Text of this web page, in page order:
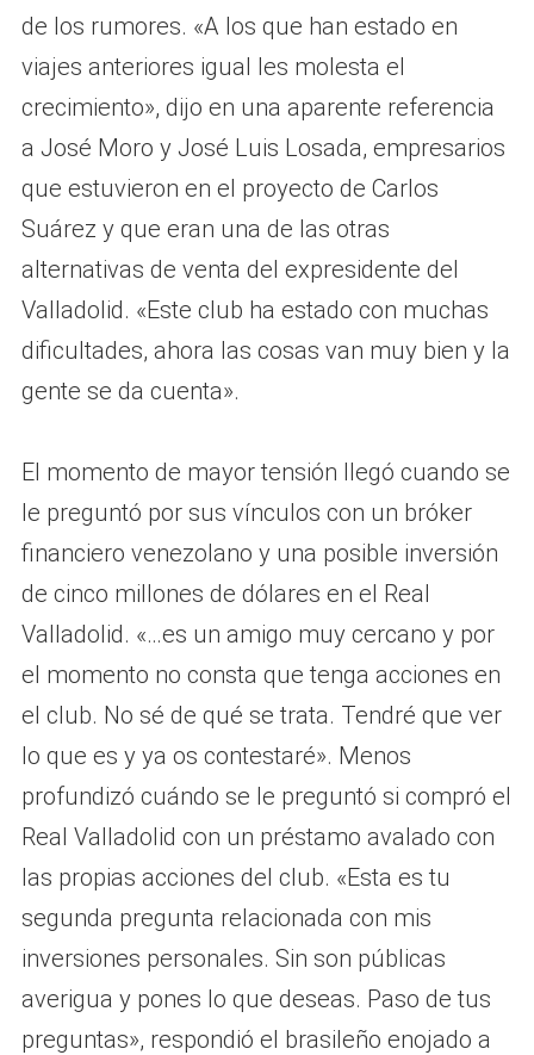
de los rumores. «A los que han estado en
viajes anteriores igual les molesta el
crecimiento», dijo en una aparente referencia
a José Moro y José Luis Losada, empresarios
que estuvieron en el proyecto de Carlos
Suárez y que eran una de las otras
alternativas de venta del expresidente del
Valladolid. «Este club ha estado con muchas
dificultades, ahora las cosas van muy bien y la
gente se da cuenta».
El momento de mayor tensión llegó cuando se
le preguntó por sus vínculos con un bróker
financiero venezolano y una posible inversión
de cinco millones de dólares en el Real
Valladolid. «…es un amigo muy cercano y por
el momento no consta que tenga acciones en
el club. No sé de qué se trata. Tendré que ver
lo que es y ya os contestaré». Menos
profundizó cuándo se le preguntó si compró el
Real Valladolid con un préstamo avalado con
las propias acciones del club. «Esta es tu
segunda pregunta relacionada con mis
inversiones personales. Sin son públicas
averigua y pones lo que deseas. Paso de tus
preguntas», respondió el brasileño enojado a